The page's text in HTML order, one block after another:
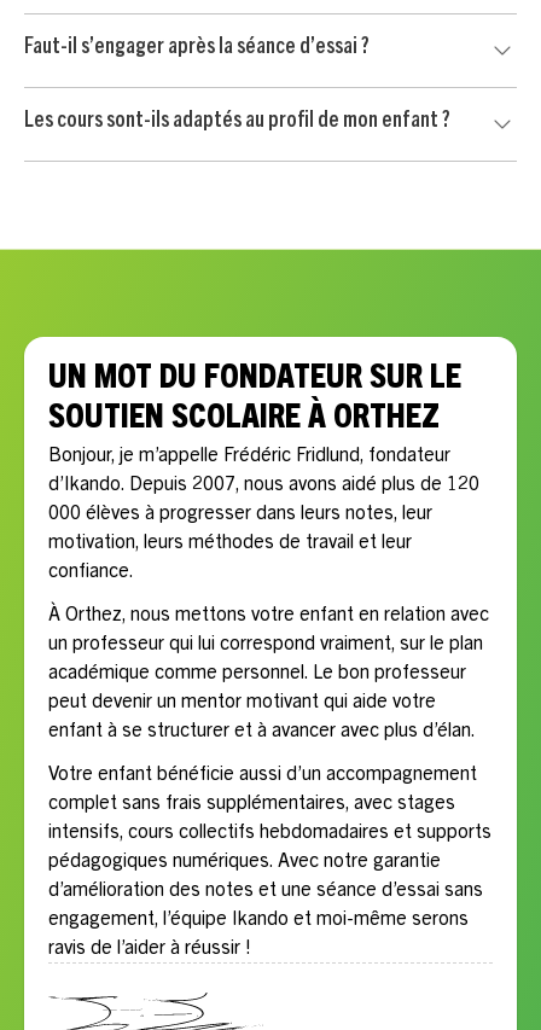
heure après crédit d’impôt immédiat de 50 %, selon les
conditions applicables.
Faut-il s’engager après la séance d’essai ?
engagement. Vous continuez uniquement si le professeur
convient à votre enfant et si l’accompagnement vous
Les cours sont-ils adaptés au profil de mon enfant ?
UN MOT DU FONDATEUR SUR LE
SOUTIEN SCOLAIRE À ORTHEZ
Bonjour, je m’appelle Frédéric Fridlund, fondateur
d’Ikando. Depuis 2007, nous avons aidé plus de 120
000 élèves à progresser dans leurs notes, leur
motivation, leurs méthodes de travail et leur
confiance.
À Orthez, nous mettons votre enfant en relation avec
un professeur qui lui correspond vraiment, sur le plan
académique comme personnel. Le bon professeur
peut devenir un mentor motivant qui aide votre
enfant à se structurer et à avancer avec plus d’élan.
Votre enfant bénéficie aussi d’un accompagnement
complet sans frais supplémentaires, avec stages
intensifs, cours collectifs hebdomadaires et supports
pédagogiques numériques. Avec notre garantie
d’amélioration des notes et une séance d’essai sans
engagement, l’équipe Ikando et moi-même serons
ravis de l’aider à réussir !